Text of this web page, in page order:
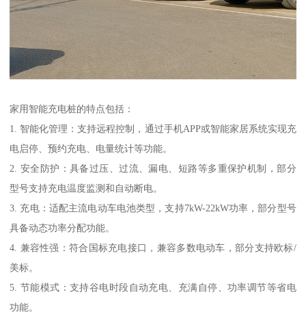
家用智能充电桩的特点包括：
1. 智能化管理：支持远程控制，通过手机APP或智能家居系统实现充
电启停、预约充电、电量统计等功能。
2. 安全防护：具备过压、过流、漏电、短路等多重保护机制，部分
型号支持充电温度监测和自动断电。
3. 充电：适配主流电动车电池类型，支持7kW-22kW功率，部分型号
具备动态功率分配功能。
4. 兼容性强：符合国标充电接口，兼容多数电动车，部分支持欧标/
美标。
5. 节能模式：支持谷电时段自动充电、充满自停、功率调节等省电
功能。